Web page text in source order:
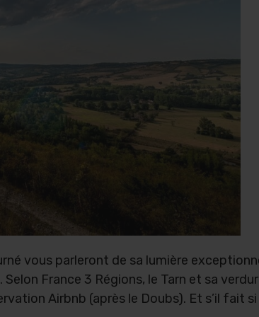
vous parleront de sa lumière
France 3 Régions, le Tarn et sa
Airbnb (après le Doubs). Et s’il fait